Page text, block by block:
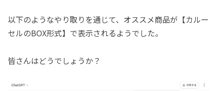
以下のようなやり取りを通じて、オススメ商品が【カルー
セルのBOX形式】で表示されるようでした。
皆さんはどうでしょうか？